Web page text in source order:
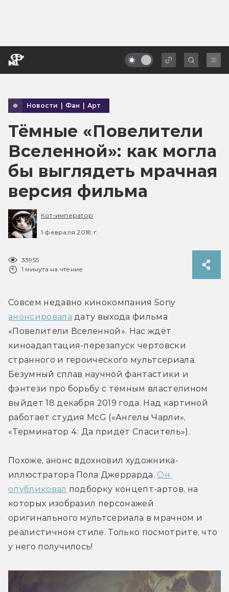
Новости | Фан | Арт
Тёмные «Повелители
Вселенной»: как могла
бы выглядеть мрачная
версия фильма
Кот-император
1 февраля 2018 г.
33955
1 минута на чтение
анонсировала дату выхода фильма
«Повелители Вселенной». Нас ждёт
киноадаптация-перезапуск чертовски
странного и героического мультсериала.
Безумный сплав научной фантастики и
фэнтези про борьбу с тёмным властелином
выйдет 18 декабря 2019 года. Над картиной
работает студия McG («Ангелы Чарли»,
«Терминатор 4: Да придёт Спаситель»).
Похоже, анонс вдохновил художника-
иллюстратора Пола Джеррарда. Он
опубликовал подборку концепт-артов, на
которых изобразил персонажей
оригинального мультсериала в мрачном и
реалистичном стиле. Только посмотрите, что
у него получилось!